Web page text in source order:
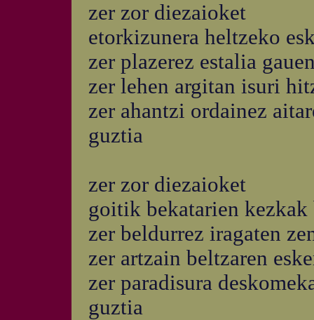
zer zor diezaioket
etorkizunera heltzeko
zer plazerez estalia
zer lehen argitan isuri
zer ahantzi ordainez
guztia
zer zor diezaioket
goitik bekatarien
zer beldurrez iragaten
zer artzain beltzaren
zer paradisura
guztia